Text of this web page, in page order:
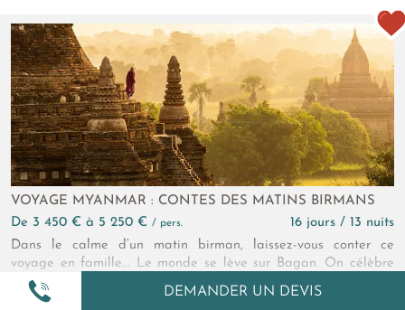
DEMANDER UN DEVIS
vivre une expérience fascinante et colorée. Un voyage essentiel
et complet en hôtellerie de charme, à la découverte de l'une
des régions les plus emblématiques de l'Inde.
VOYAGE MYANMAR : CONTES DES MATINS BIRMANS
de 3 450 € à 5 250 € / pers.
16 jours / 13 nuits
Dans le calme d’un matin birman, laissez-vous conter ce
voyage en famille... Le monde se lève sur Bagan. On célèbre
ses temples, ses pagodes. Poésie de notre terre éblouie du
rayon qui la dore... On se laisse envahir par l’étrange réconfort